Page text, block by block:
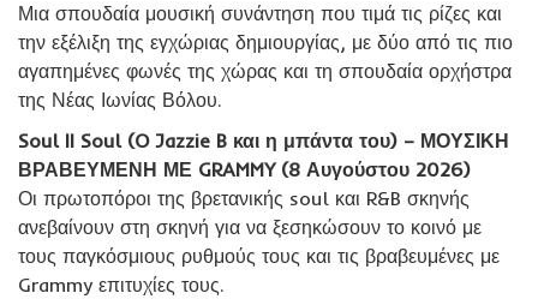
Μια σπουδαία μουσική συνάντηση που τιμά τις ρίζες και
την εξέλιξη της εγχώριας δημιουργίας, με δύο από τις πιο
αγαπημένες φωνές της χώρας και τη σπουδαία ορχήστρα
της Νέας Ιωνίας Βόλου.
Soul II Soul (O Jazzie B και η μπάντα του) – ΜΟΥΣΙΚΗ
ΒΡΑΒΕΥΜΕΝΗ ΜΕ GRAMMY (8 Αυγούστου 2026)
Οι πρωτοπόροι της βρετανικής soul και R&B σκηνής
ανεβαίνουν στη σκηνή για να ξεσηκώσουν το κοινό με
τους παγκόσμιους ρυθμούς τους και τις βραβευμένες με
Grammy επιτυχίες τους.